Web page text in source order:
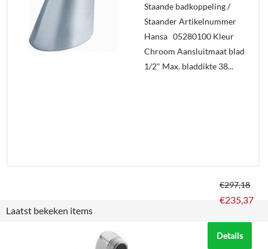
In
winkelmand
Staande badkoppeling /
Staander Artikelnummer
Hansa 05280100 Kleur
Chroom Aansluitmaat blad
1/2" Max. bladdikte 38...
€297,18
€235,37
Details
Laatst bekeken items